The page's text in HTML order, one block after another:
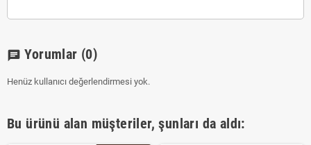
chat Yorumlar (0)
Henüz kullanıcı değerlendirmesi yok.
Bu ürünü alan müşteriler, şunları da aldı: